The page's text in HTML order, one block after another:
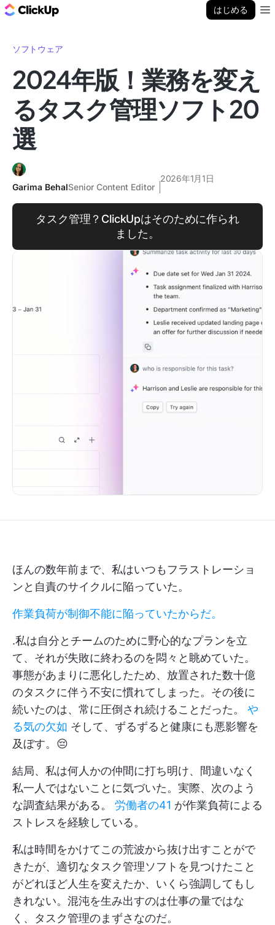
はじめる
ソフトウェア
2024年版！業務を変え
るタスク管理ソフト20
選
Garima BehalSenior Content Editor
2026年1月1日
タスク管理？ClickUpはそのために作られ
ました。
ほんの数年前まで、私はいつもフラストレーショ
ンと自責のサイクルに陥っていた。
作業負荷が制御不能に陥っていたからだ。
.私は自分とチームのために野心的なプランを立
て、それが失敗に終わるのを悶々と眺めていた。
事態があまりに悪化したため、放置された数十億
のタスクに伴う不安に慣れてしまった。その後に
続いたのは、常に圧倒され続けることだった。 や
る気の欠如 そして、ずるずると健康にも悪影響を
及ぼす。😔
結局、私は何人かの仲間に打ち明け、間違いなく
私一人ではないことに気づいた。実際、次のよう
な調査結果がある。 労働者の41 が作業負荷による
ストレスを経験している。
私は時間をかけてこの荒波から抜け出すことがで
きたが、適切なタスク管理ソフトを見つけたこと
がどれほど人生を変えたか、いくら強調してもし
きれない。混沌を生み出すのは仕事の量ではな
く、タスク管理のまずさなのだ。